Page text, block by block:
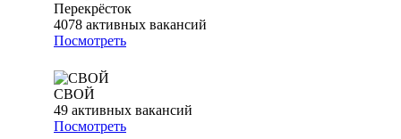
Перекрёсток
4078 активных вакансий
Посмотреть
СВОЙ
49 активных вакансий
Посмотреть